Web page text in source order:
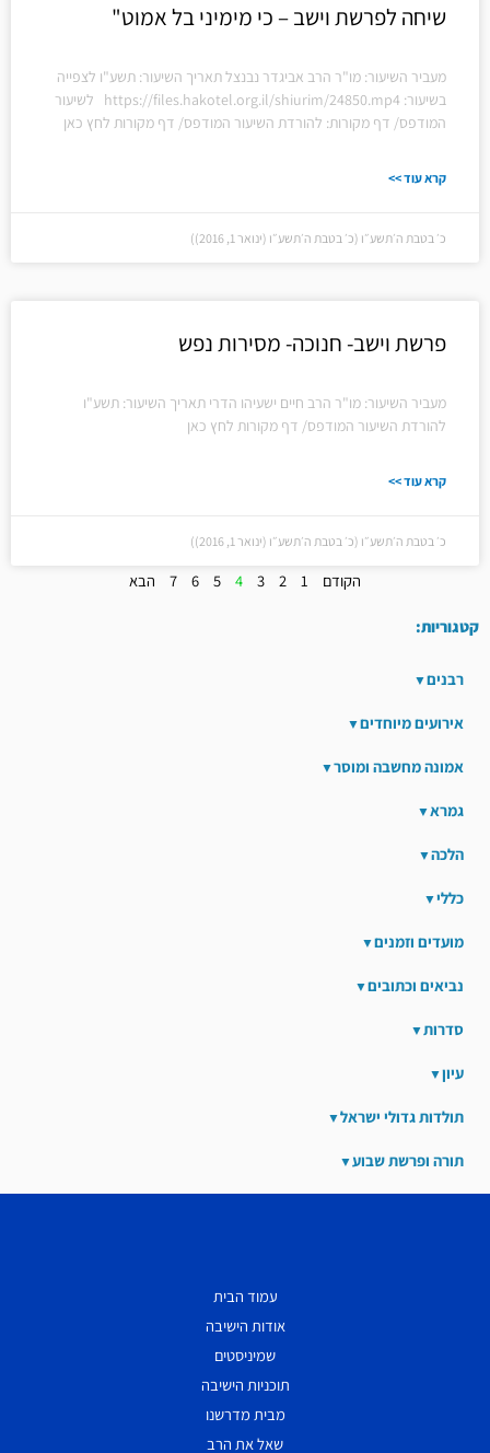
שיחה לפרשת וישב – כי מימיני בל אמוט"
מעביר השיעור: מו"ר הרב אביגדר נבנצל תאריך השיעור: תשע"ו לצפייה
בשיעור: https://files.hakotel.org.il/shiurim/24850.mp4 לשיעור
המודפס/ דף מקורות: להורדת השיעור המודפס/ דף מקורות לחץ כאן
קרא עוד >>
כ׳ בטבת ה׳תשע״ו (כ׳ בטבת ה׳תשע״ו (ינואר 1, 2016))
פרשת וישב- חנוכה- מסירות נפש
מעביר השיעור: מו"ר הרב חיים ישעיהו הדרי תאריך השיעור: תשע"ו
להורדת השיעור המודפס/ דף מקורות לחץ כאן
קרא עוד >>
כ׳ בטבת ה׳תשע״ו (כ׳ בטבת ה׳תשע״ו (ינואר 1, 2016))
הקודם 1
2
3
4
5
6
7 הבא
קטגוריות:
רבנים
אירועים מיוחדים
אמונה מחשבה ומוסר
גמרא
הלכה
כללי
מועדים וזמנים
נביאים וכתובים
סדרות
עיון
תולדות גדולי ישראל
תורה ופרשת שבוע
עמוד הבית
אודות הישיבה
שמיניסטים
תוכניות הישיבה
מבית מדרשנו
שאל את הרב